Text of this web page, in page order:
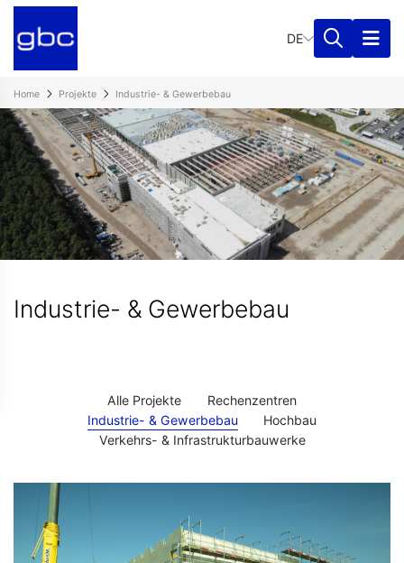
DE
Home Projekte Industrie- & Gewerbebau
Industrie- & Gewerbebau
Alle Projekte
Rechenzentren
Industrie- & Gewerbebau
Hochbau
Verkehrs- & Infrastrukturbauwerke